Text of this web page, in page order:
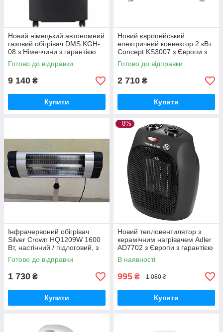
Новий німецький автономний
газовий обігрівач DMS KGH-
08 з Німеччини з гарантією
Готово до відправки
9 140 ₴
Купити
Новий європейський
електричний конвектор 2 кВт
Concept KS3007 з Європи з
гарантією
Готово до відправки
2 710 ₴
Купити
Інфрачервоний обігрівач
Silver Crown HQ1209W 1600
Вт, настінний / підлоговий, з
термостатом, для дому,
тераси, альтанки.
Готово до відправки
1 730 ₴
Купити
–8%
Новий тепловентилятор з
керамічним нагрівачем Adler
AD7702 з Європи з гарантією
В наявності
995 ₴ 1 080 ₴
Купити